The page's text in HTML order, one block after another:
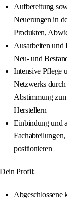
Aufbereitung
Neuerungen in
Produkten,
Ausarbeiten und
Neu- und
Intensive Pflege
Netzwerks durch
Abstimmung
Herstellern
Einbindung und
positionieren
Dein Profil:
Abgeschlossene